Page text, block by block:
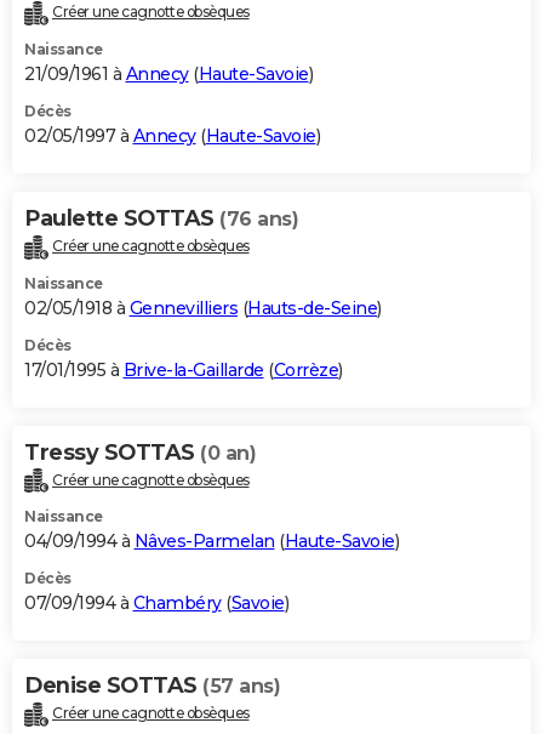
Créer une cagnotte obsèques
Naissance
21/09/1961 à Annecy(Haute-Savoie)
Décès
02/05/1997 à Annecy(Haute-Savoie)
Paulette SOTTAS (76 ans)
Créer une cagnotte obsèques
Naissance
02/05/1918 à Gennevilliers (Hauts-de-Seine)
Décès
17/01/1995 à Brive-la-Gaillarde (Corrèze)
Tressy SOTTAS (0 an)
Créer une cagnotte obsèques
Naissance
04/09/1994 à Nâves-Parmelan (Haute-Savoie)
Décès
07/09/1994 à Chambéry(Savoie)
Denise SOTTAS (57 ans)
Créer une cagnotte obsèques